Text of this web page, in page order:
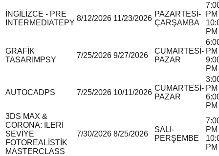
İNGİLİZCE - PRE
INTERMEDIATEPY
8/12/2026 11/23/2026
PAZARTESİ-
ÇARŞAMBA
PM
PM
GRAFİK
TASARIM PSY
7/25/2026 9/27/2026
CUMARTESİ-
PAZAR
PM
PM
AUTOCADPS 7/25/2026 10/11/2026
CUMARTESİ-
PAZAR
PM
PM
3DS MAX &
CORONA: İLERİ
SEVİYE
FOTOREALİSTİK
MASTERCLASS
7/30/2026 8/25/2026
SALI-
PERŞEMBE
PM
PM